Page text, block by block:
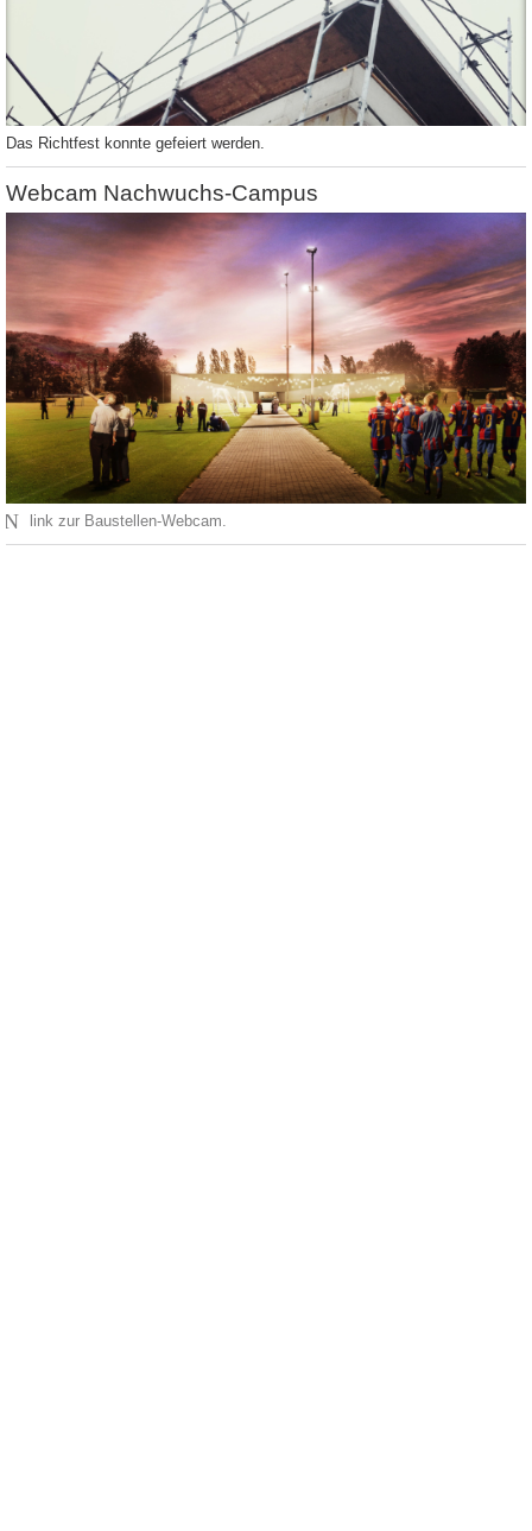
Das Richtfest konnte gefeiert werden.
Webcam Nachwuchs-Campus
N link zur Baustellen-Webcam.